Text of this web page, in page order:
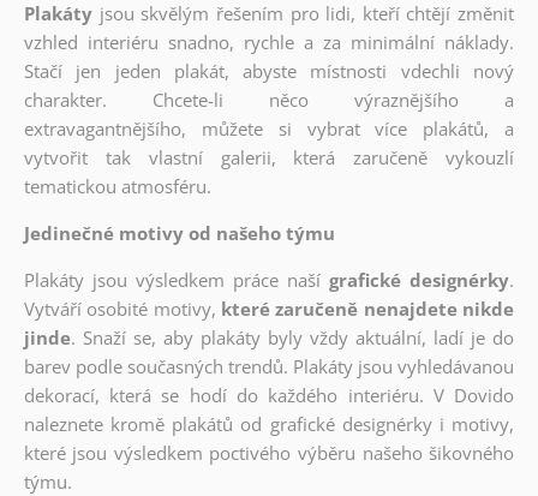
Plakáty jsou skvělým řešením pro lidi, kteří chtějí změnit
vzhled interiéru snadno, rychle a za minimální náklady.
Stačí jen jeden plakát, abyste místnosti vdechli nový
charakter. Chcete-li něco výraznějšího a
extravagantnějšího, můžete si vybrat více plakátů, a
vytvořit tak vlastní galerii, která zaručeně vykouzlí
tematickou atmosféru.
Jedinečné motivy od našeho týmu
Plakáty jsou výsledkem práce naší grafické designérky.
Vytváří osobité motivy, které zaručeně nenajdete nikde
jinde. Snaží se, aby plakáty byly vždy aktuální, ladí je do
barev podle současných trendů. Plakáty jsou vyhledávanou
dekorací, která se hodí do každého interiéru. V Dovido
naleznete kromě plakátů od grafické designérky i motivy,
které jsou výsledkem poctivého výběru našeho šikovného
týmu.